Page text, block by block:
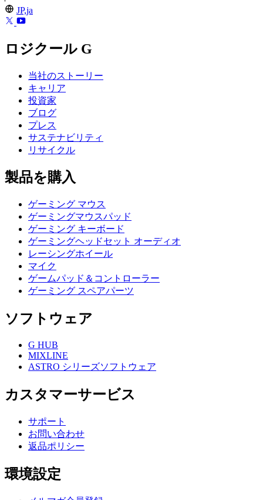
JP,ja
ロジクール G
当社のストーリー
キャリア
投資家
ブログ
プレス
サステナビリティ
リサイクル
製品を購入
ゲーミング マウス
ゲーミングマウスパッド
ゲーミング キーボード
ゲーミングヘッドセット オーディオ
レーシングホイール
マイク
ゲームパッド＆コントローラー
ゲーミング スペアパーツ
ソフトウェア
G HUB
MIXLINE
ASTRO シリーズソフトウェア
カスタマーサービス
サポート
お問い合わせ
返品ポリシー
環境設定